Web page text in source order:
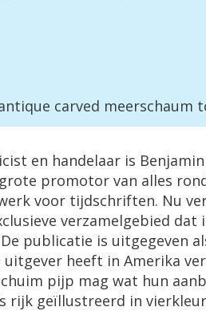
carved meerschaum
en handelaar is Benjamin
grote promotor van alles
voor tijdschriften. Nu
verzamelgebied dat
De publicatie is uitgegeven
uitgever heeft in Amerika
pijp mag wat hun
rijk geïllustreerd in